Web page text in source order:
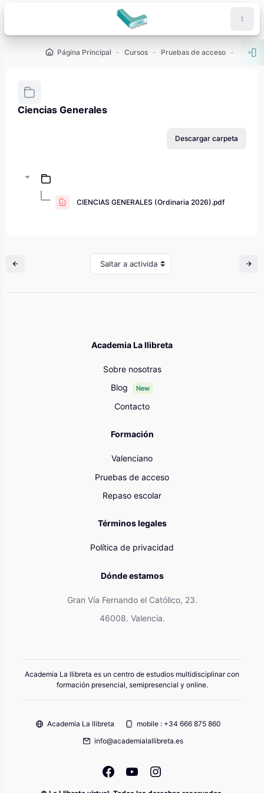
Página Principal Cursos Pruebas de acceso PAU -
Ciencias Generales
Descargar carpeta
CIENCIAS GENERALES (Ordinaria 2026).pdf
Saltar a actividad
Academia La llibreta
Sobre nosotras
Blog
New
Contacto
Formación
Valenciano
Pruebas de acceso
Repaso escolar
Términos legales
Política de privacidad
Dónde estamos
Gran Vía Fernando el Católico, 23.
46008. Valencia.
Academia La llibreta es un centro de estudios multidisciplinar con
formación presencial, semipresencial y online.
Academia La llibreta
mobile : +34 666 875 860
info@academialallibreta.es